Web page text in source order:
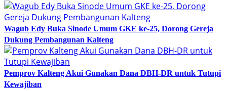
Wagub Edy Buka Sinode Umum GKE ke-25, Dorong Gereja
Dukung Pembangunan Kalteng
Pemprov Kalteng Akui Gunakan Dana DBH-DR untuk Tutupi
Kewajiban